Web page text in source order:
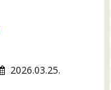
2026.03.25.